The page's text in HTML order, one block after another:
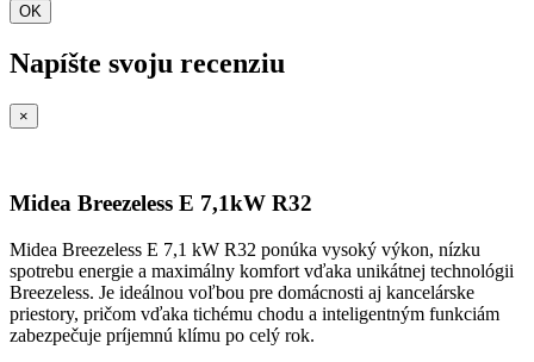
OK
Napíšte svoju recenziu
×
Midea Breezeless E 7,1kW R32
Midea Breezeless E 7,1 kW R32 ponúka vysoký výkon, nízku
spotrebu energie a maximálny komfort vďaka unikátnej technológii
Breezeless. Je ideálnou voľbou pre domácnosti aj kancelárske
priestory, pričom vďaka tichému chodu a inteligentným funkciám
zabezpečuje príjemnú klímu po celý rok.